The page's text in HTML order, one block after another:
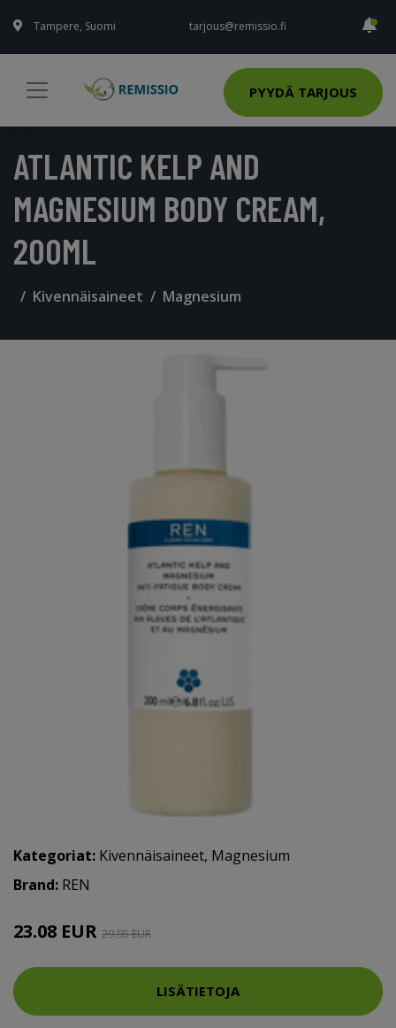
Tampere, Suomi tarjous@remissio.fi
PYYDÄ TARJOUS
ATLANTIC KELP AND
MAGNESIUM BODY CREAM,
200ML
Kivennäisaineet Magnesium
Kategoriat: Kivennäisaineet, Magnesium
Brand: REN
23.08 EUR 29.95 EUR
LISÄTIETOJA